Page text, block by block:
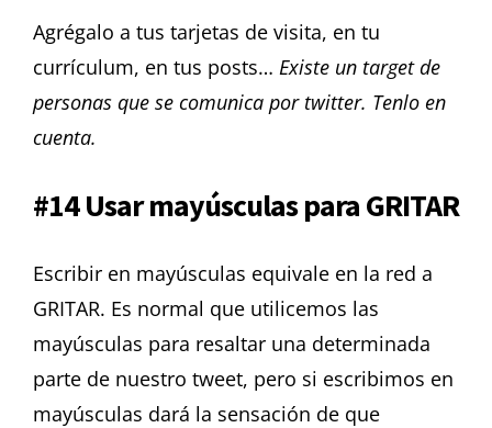
Agrégalo a tus tarjetas de visita, en tu
currículum, en tus posts… Existe un target de
personas que se comunica por twitter. Tenlo en
cuenta.
#14 Usar mayúsculas para GRITAR
Escribir en mayúsculas equivale en la red a
GRITAR. Es normal que utilicemos las
mayúsculas para resaltar una determinada
parte de nuestro tweet, pero si escribimos en
mayúsculas dará la sensación de que